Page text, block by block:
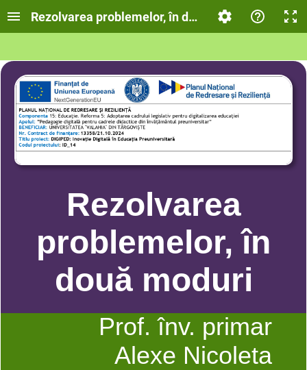
Rezolvarea problemelor, în două moduri
Rezolvarea
problemelor, în
două moduri
Prof. înv. primar
Alexe Nicoleta